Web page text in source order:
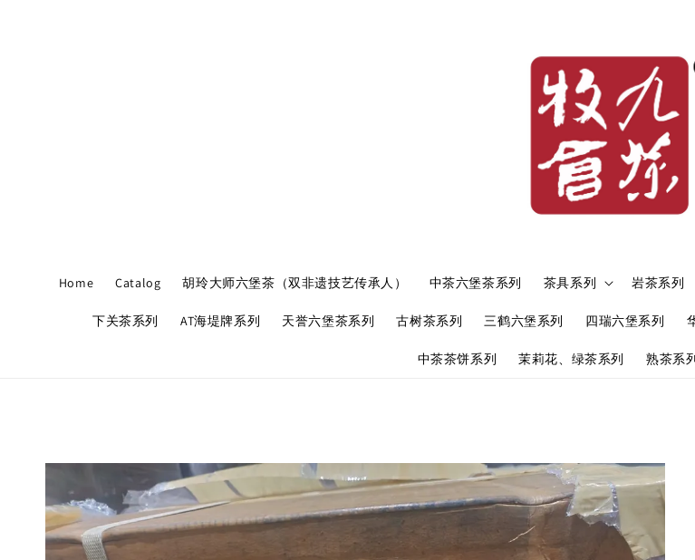
Home Catalog 胡玲大师六堡茶（双非遗技艺传承人） 中茶六堡茶系列 茶具系列 岩茶系列
下关茶系列 AT海堤牌系列 天誉六堡茶系列 古树茶系列 三鹤六堡系列 四瑞六堡系列
中茶茶饼系列 茉莉花、绿茶系列 熟茶系